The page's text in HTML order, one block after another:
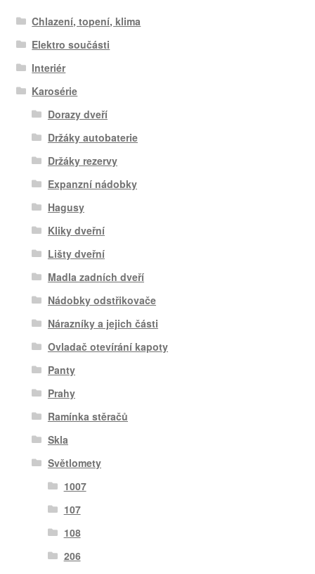
Chlazení, topení, klima
Elektro součásti
Interiér
Karosérie
Dorazy dveří
Držáky autobaterie
Držáky rezervy
Expanzní nádobky
Hagusy
Kliky dveřní
Lišty dveřní
Madla zadních dveří
Nádobky odstřikovače
Nárazníky a jejich části
Ovladač otevírání kapoty
Panty
Prahy
Ramínka stěračů
Skla
Světlomety
1007
107
108
206